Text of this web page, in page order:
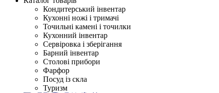
Кондитерський інвентар
Кухонні ножі і тримачі
Точильні камені і точилки
Кухонний інвентар
Сервіровка і зберігання
Барний інвентар
Столові прибори
Фарфор
Посуд із скла
Туризм